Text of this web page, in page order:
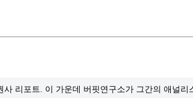
리포트. 이 가운데 버핏연구소가 그간의 애널